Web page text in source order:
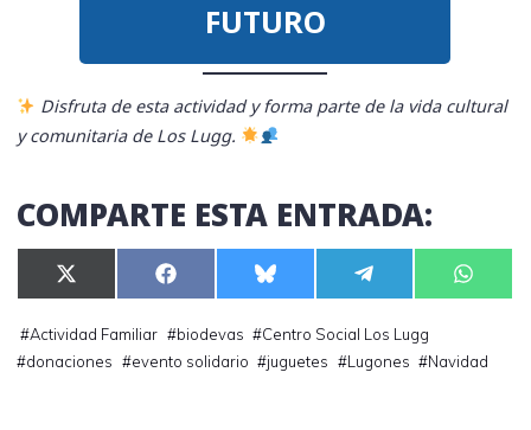
FUTURO
Disfruta de esta actividad y forma parte de la vida cultural
y comunitaria de Los Lugg.
COMPARTE ESTA ENTRADA:
Compartir
en
X
(
w
i
t
Compartir
en
F
a
e
b
o
Compartir
en
B
l
e
s
k
Compartir
en
e
e
g
r
en
h
A
#Actividad Familiar #biodevas #Centro Social Los Lugg
#donaciones #evento solidario #juguetes #Lugones #Navidad